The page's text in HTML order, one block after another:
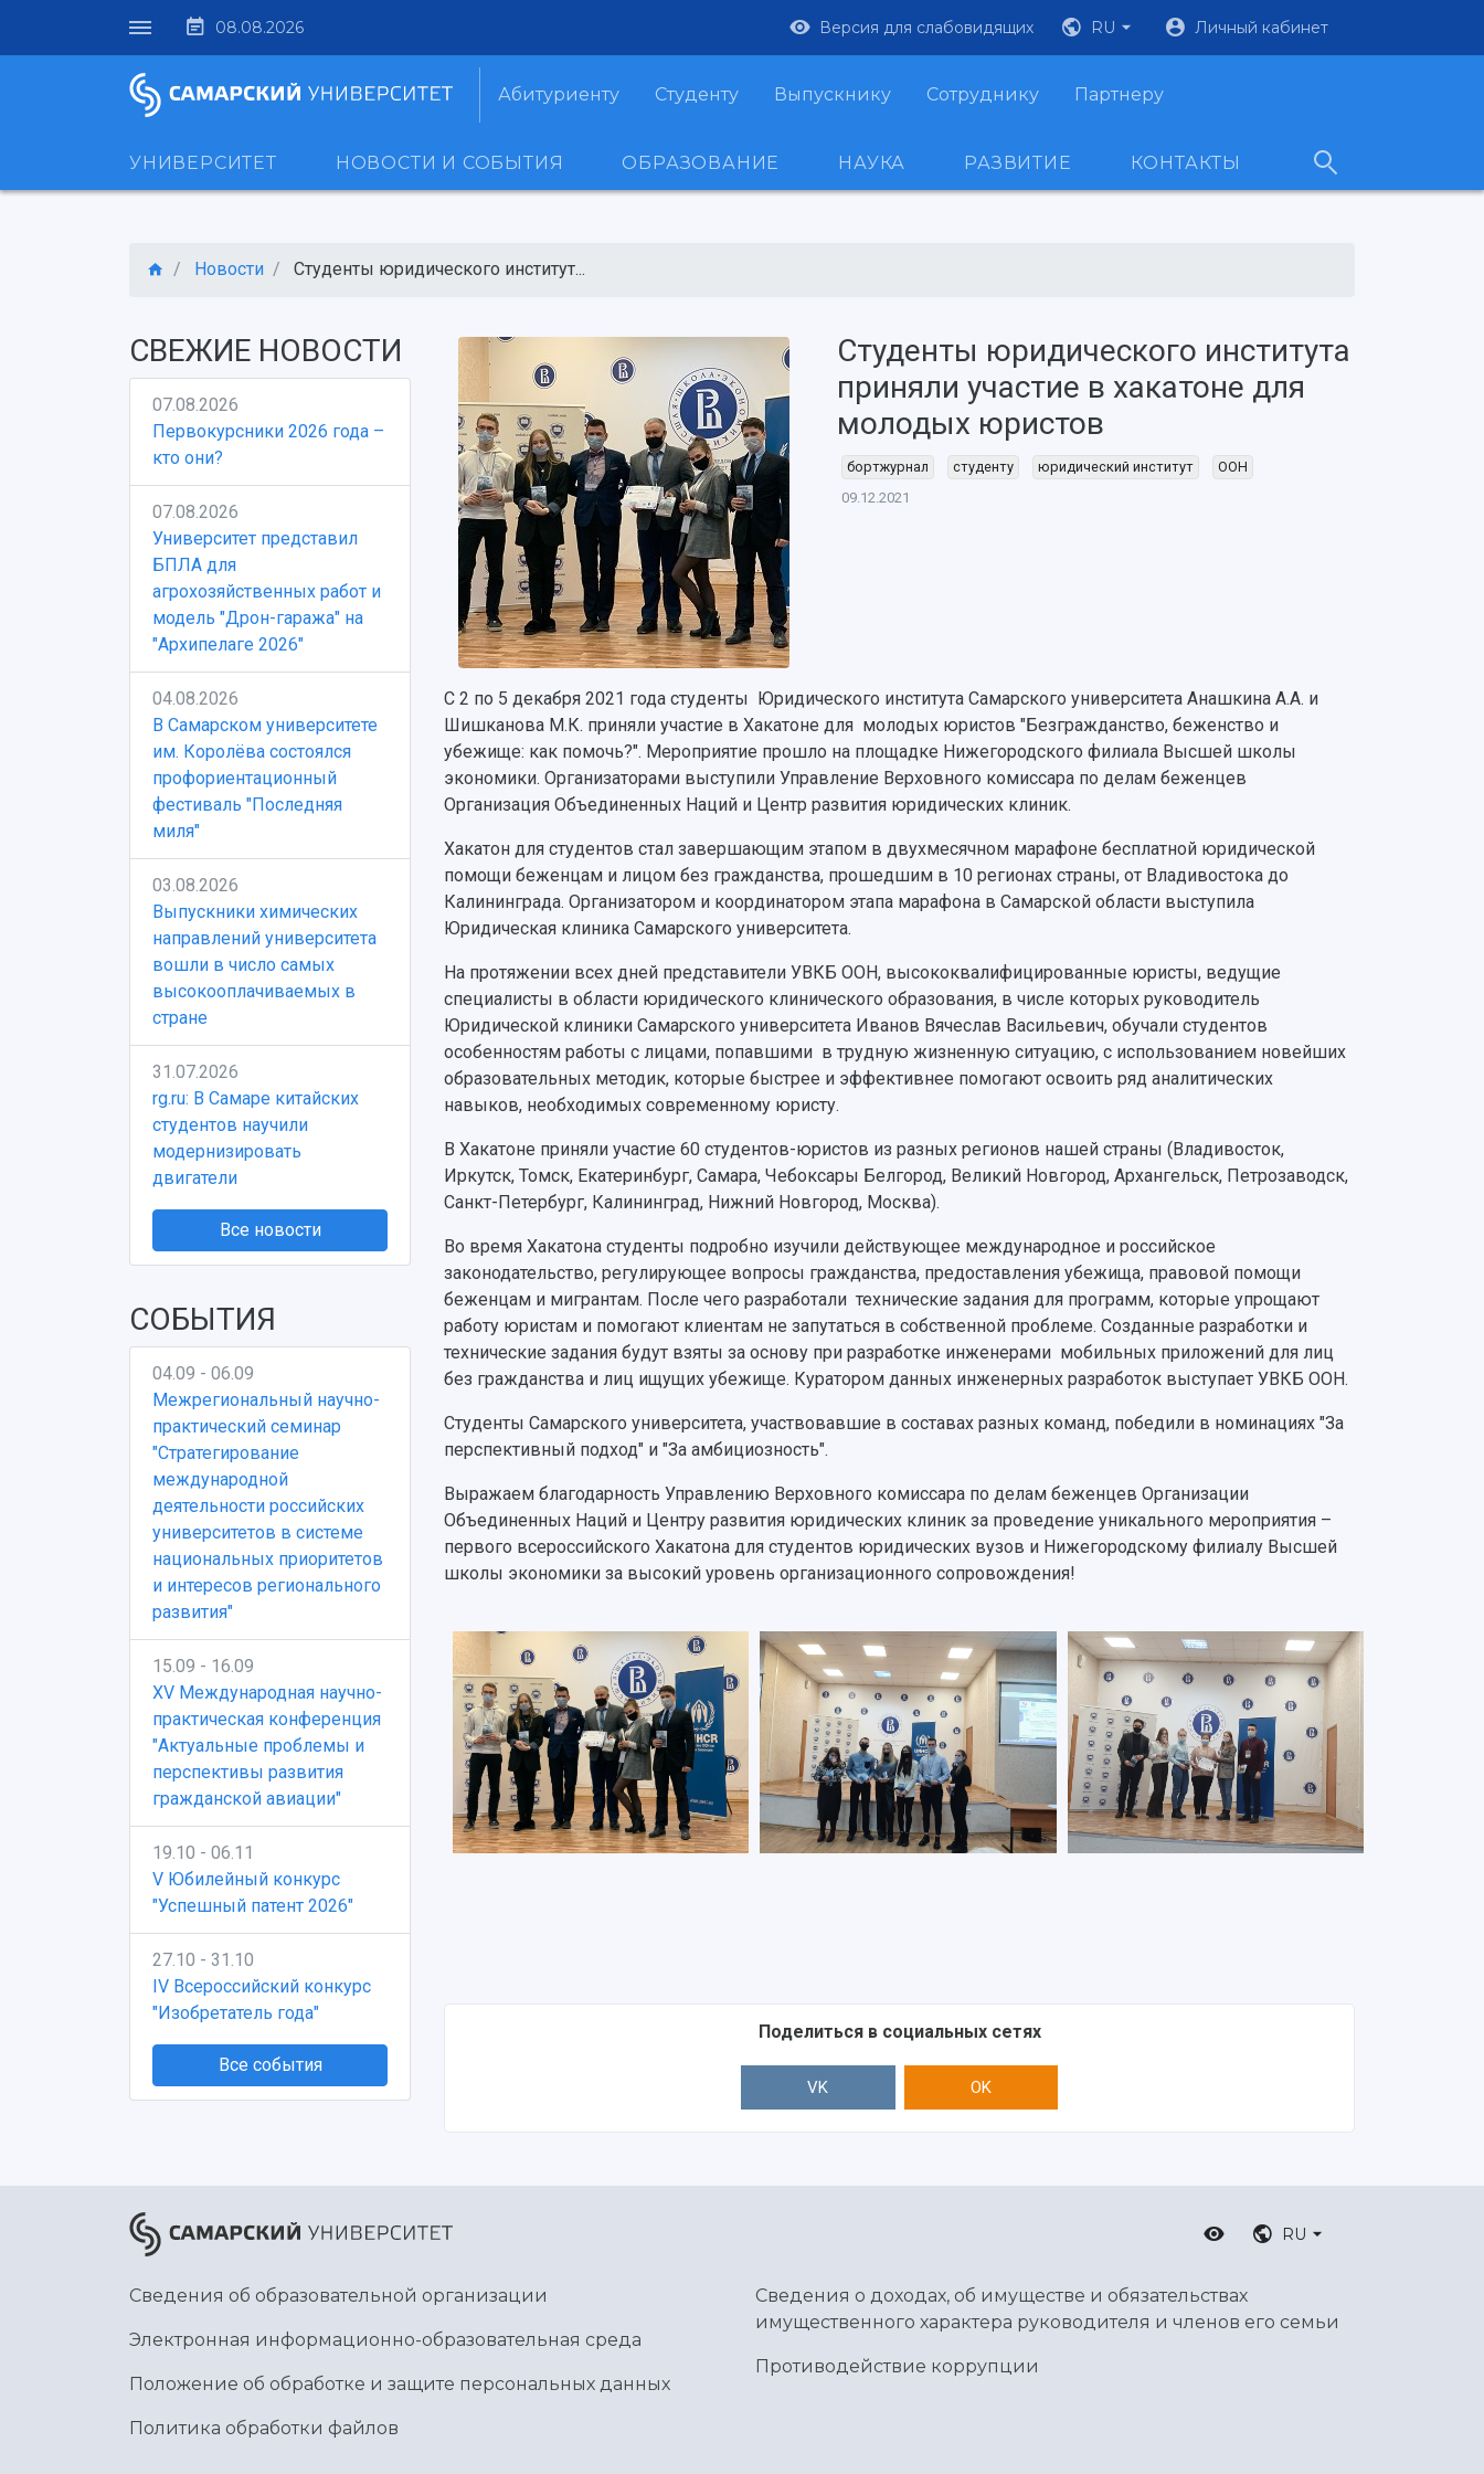
08.08.2026 Версия для слабовидящих RU Личный кабинет
Абитуриенту Студенту Выпускнику Сотруднику Партнеру
УНИВЕРСИТЕТ НОВОСТИ И СОБЫТИЯ ОБРАЗОВАНИЕ НАУКА РАЗВИТИЕ КОНТАКТЫ
Новости Студенты юридического институт...
СВЕЖИЕ НОВОСТИ
07.08.2026
Первокурсники 2026 года –
кто они?
07.08.2026
Университет представил
БПЛА для
агрохозяйственных работ и
модель "Дрон-гаража" на
"Архипелаге 2026"
04.08.2026
В Самарском университете
им. Королёва состоялся
профориентационный
фестиваль "Последняя
миля"
03.08.2026
Выпускники химических
направлений университета
вошли в число самых
высокооплачиваемых в
стране
31.07.2026
rg.ru: В Самаре китайских
студентов научили
модернизировать
двигатели
Все новости
СОБЫТИЯ
04.09 - 06.09
Межрегиональный научно-
практический семинар
"Стратегирование
международной
деятельности российских
университетов в системе
национальных приоритетов
и интересов регионального
развития"
15.09 - 16.09
XV Международная научно-
практическая конференция
"Актуальные проблемы и
перспективы развития
гражданской авиации"
19.10 - 06.11
V Юбилейный конкурс
"Успешный патент 2026"
27.10 - 31.10
IV Всероссийский конкурс
"Изобретатель года"
Все события
Студенты юридического института
приняли участие в хакатоне для
молодых юристов
бортжурнал студенту юридический институт
ООН
09.12.2021
С 2 по 5 декабря 2021 года студенты Юридического института Самарского университета Анашкина А.А. и
Шишканова М.К. приняли участие в Хакатоне для молодых юристов "Безгражданство, беженство и
убежище: как помочь?". Мероприятие прошло на площадке Нижегородского филиала Высшей школы
экономики. Организаторами выступили Управление Верховного комиссара по делам беженцев
Организация Объединенных Наций и Центр развития юридических клиник.
Хакатон для студентов стал завершающим этапом в двухмесячном марафоне бесплатной юридической
помощи беженцам и лицом без гражданства, прошедшим в 10 регионах страны, от Владивостока до
Калининграда. Организатором и координатором этапа марафона в Самарской области выступила
Юридическая клиника Самарского университета.
На протяжении всех дней представители УВКБ ООН, высококвалифицированные юристы, ведущие
специалисты в области юридического клинического образования, в числе которых руководитель
Юридической клиники Самарского университета Иванов Вячеслав Васильевич, обучали студентов
особенностям работы с лицами, попавшими в трудную жизненную ситуацию, с использованием новейших
образовательных методик, которые быстрее и эффективнее помогают освоить ряд аналитических
навыков, необходимых современному юристу.
В Хакатоне приняли участие 60 студентов-юристов из разных регионов нашей страны (Владивосток,
Иркутск, Томск, Екатеринбург, Самара, Чебоксары Белгород, Великий Новгород, Архангельск, Петрозаводск,
Санкт-Петербург, Калининград, Нижний Новгород, Москва).
Во время Хакатона студенты подробно изучили действующее международное и российское
законодательство, регулирующее вопросы гражданства, предоставления убежища, правовой помощи
беженцам и мигрантам. После чего разработали технические задания для программ, которые упрощают
работу юристам и помогают клиентам не запутаться в собственной проблеме. Созданные разработки и
технические задания будут взяты за основу при разработке инженерами мобильных приложений для лиц
без гражданства и лиц ищущих убежище. Куратором данных инженерных разработок выступает УВКБ ООН.
Студенты Самарского университета, участвовавшие в составах разных команд, победили в номинациях "За
перспективный подход" и "За амбициозность".
Выражаем благодарность Управлению Верховного комиссара по делам беженцев Организации
Объединенных Наций и Центру развития юридических клиник за проведение уникального мероприятия –
первого всероссийского Хакатона для студентов юридических вузов и Нижегородскому филиалу Высшей
школы экономики за высокий уровень организационного сопровождения!
Поделиться в социальных сетях
VK OK
RU
Сведения об образовательной организации
Электронная информационно-образовательная среда
Положение об обработке и защите персональных данных
Политика обработки файлов
Сведения о доходах, об имуществе и обязательствах
имущественного характера руководителя и членов его семьи
Противодействие коррупции